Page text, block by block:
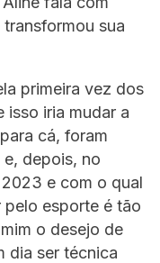
sua
primeira vez dos
isso iria mudar a
cá, foram
depois, no
e com o qual
pelo esporte é tão
o desejo de
dia ser técnica